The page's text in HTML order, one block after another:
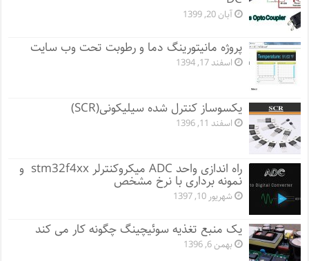
آبان 20, 1399
پروژه مانيتورينگ دما و رطوبت تحت وب سایت
اسفند 17, 1394
یکسوساز کنترل شده سیلیکونی(SCR)
اسفند 11, 1396
راه اندازی واحد ADC میکروکنترلر stm32f4xx و
نمونه برداری با نرخ مشخص
شهریور 10, 1397
یک منبع تغذیه سوئیچینگ چگونه کار می کند
بهمن 6, 1396